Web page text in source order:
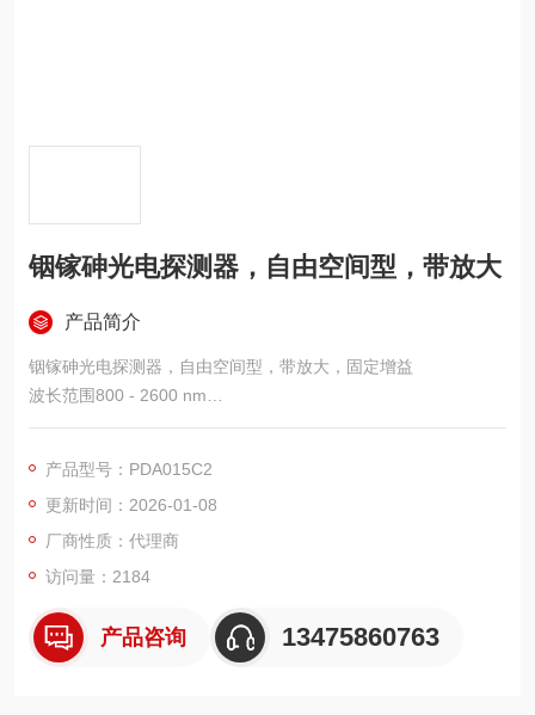
铟镓砷光电探测器，自由空间型，带放大
产品简介
铟镓砷光电探测器，自由空间型，带放大，固定增益
波长范围800 - 2600 nm
低噪声放大，带固定增益或可调增益
产品型号：PDA015C2
更新时间：2026-01-08
厂商性质：代理商
访问量：2184
产品咨询 13475860763